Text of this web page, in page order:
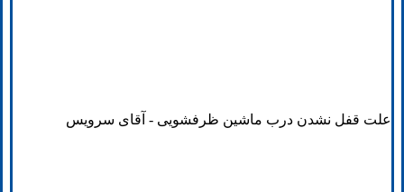
علت قفل نشدن درب ماشین ظرفشویی - آقای سرویس